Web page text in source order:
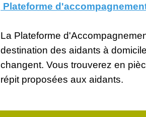
Plateforme
La Plateforme
destination des aidants à
changent. Vous trouverez en
répit proposées aux aidants.